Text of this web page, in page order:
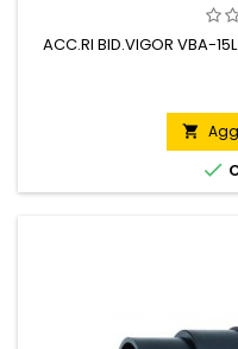
ACC.RI BID.VIGOR VBA-

